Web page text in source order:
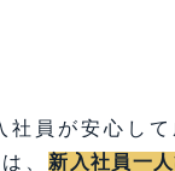
社員が安心し
、 新入社員一